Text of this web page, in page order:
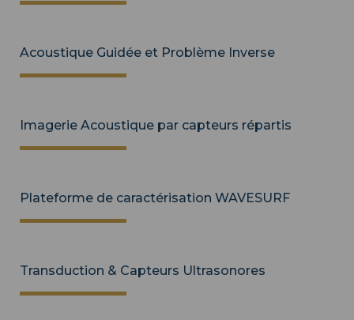
Acoustique Guidée et Problème Inverse
Imagerie Acoustique par capteurs répartis
Plateforme de caractérisation WAVESURF
Transduction & Capteurs Ultrasonores